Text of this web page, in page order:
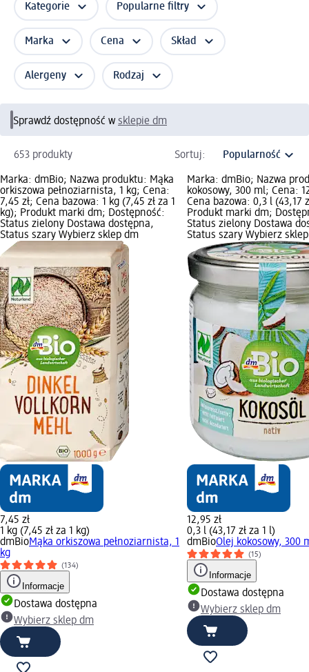
Kategorie Popularne filtry
Marka Cena Skład
Alergeny Rodzaj
Sprawdź dostępność w sklepie dm
653 produkty Sortuj:
Marka: dmBio; Nazwa produktu: Mąka
orkiszowa pełnoziarnista, 1 kg; Cena:
7,45 zł; Cena bazowa: 1 kg (7,45 zł za 1
kg); Produkt marki dm; Dostępność:
Status zielony Dostawa dostępna,
Status szary Wybierz sklep dm
7,45 zł
1 kg (7,45 zł za 1 kg)
dmBioMąka orkiszowa pełnoziarnista, 1
kg
(134)
Informacje
Dostawa dostępna
Wybierz sklep dm
Marka: dmBio; Nazwa
kokosowy, 300 ml; Cena:
Cena bazowa: 0,3 l (43,17
Produkt marki dm;
Status zielony Dostawa
Status szary Wybierz
12,95 zł
0,3 l (43,17 zł za 1 l)
dmBioOlej kokosowy, 300
(15)
Informacje
Dostawa dostępna
Wybierz sklep dm